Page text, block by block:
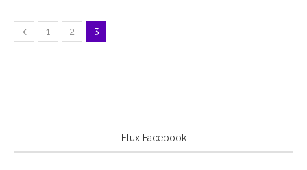
1 2 3
Flux Facebook